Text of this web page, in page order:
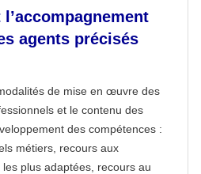
agents précisés
de mise en œuvre des
et le contenu des
des compétences :
métiers, recours aux
plus adaptées, recours au